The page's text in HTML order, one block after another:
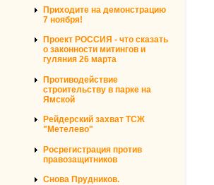
Приходите на демонстрацию
7 ноября!
Проект РОССИЯ - что сказать
о законности митингов и
гуляния 26 марта
Противодействие
строительству в парке на
Ямской
Рейдерский захват ТСЖ
"Метелево"
Росрегистрация против
правозащитников
Снова Прудников.